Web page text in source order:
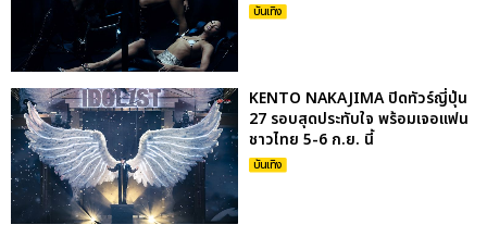
บันเทิง
KENTO NAKAJIMA ปิดทัวร์ญี่ปุ่น
27 รอบสุดประทับใจ พร้อมเจอแฟน
ชาวไทย 5-6 ก.ย. นี้
บันเทิง